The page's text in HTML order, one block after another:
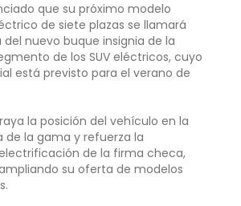
que su próximo modelo
de siete plazas se llamará
del nuevo buque insignia de la
de los SUV eléctricos, cuyo
está previsto para el verano de
la posición del vehículo en la
de la gama y refuerza la
de la firma checa,
su oferta de modelos